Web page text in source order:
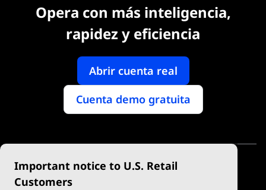
Opera con más inteligencia,
rapidez y eficiencia
Abrir cuenta real
Cuenta demo gratuita
Important notice to U.S. Retail
Customers